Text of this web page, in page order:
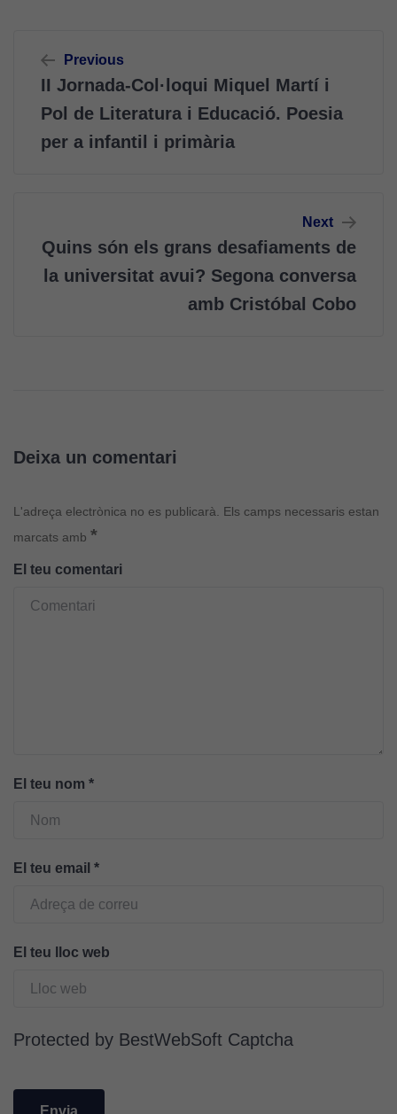
d'entrades
Previous
II Jornada-Col·loqui Miquel Martí i
Pol de Literatura i Educació. Poesia
per a infantil i primària
Next
Quins són els grans desafiaments de
la universitat avui? Segona conversa
amb Cristóbal Cobo
Deixa un comentari
L'adreça electrònica no es publicarà.
Els camps necessaris estan
marcats amb *
El teu comentari
El teu nom *
El teu email *
El teu lloc web
Protected by BestWebSoft Captcha